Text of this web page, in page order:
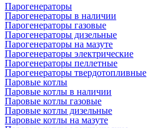
Парогенераторы
Парогенераторы в наличии
Парогенераторы газовые
Парогенераторы дизельные
Парогенераторы на мазуте
Парогенераторы электрические
Парогенераторы пеллетные
Парогенераторы твердотопливные
Паровые котлы
Паровые котлы в наличии
Паровые котлы газовые
Паровые котлы дизельные
Паровые котлы на мазуте